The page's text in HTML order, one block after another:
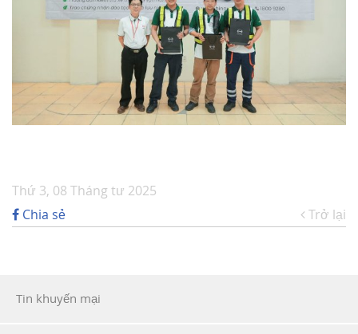
Thứ 3, 08 Tháng tư 2025
Chia sẻ
Trở lại
Tin khuyến mại